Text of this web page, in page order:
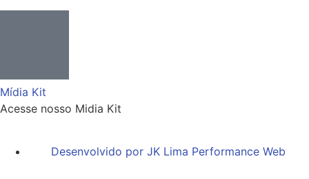
Mídia Kit
Acesse nosso Midia Kit
Desenvolvido por JK Lima Performance Web